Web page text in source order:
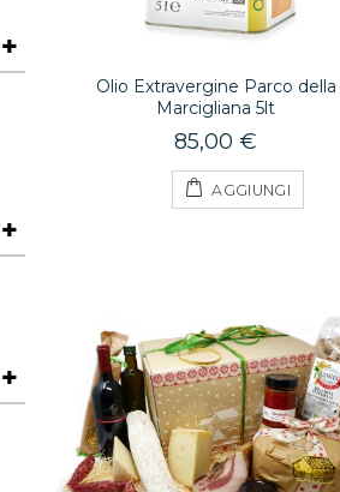
Olio Extravergine Parco della
Marcigliana 5lt
85,00 €
AGGIUNGI